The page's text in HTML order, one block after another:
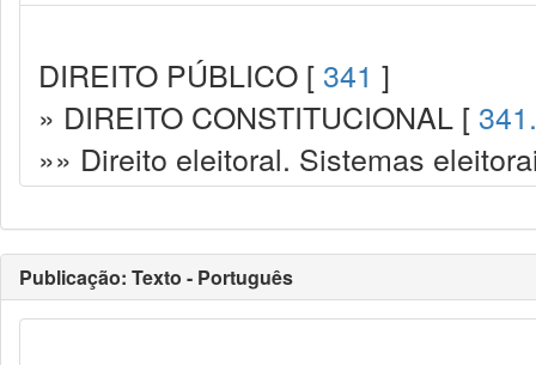
DIREITO PÚBLICO [ 341 ]
» DIREITO CONSTITUCIONAL [
»» Direito eleitoral. Sistemas
Publicação: Texto - Português